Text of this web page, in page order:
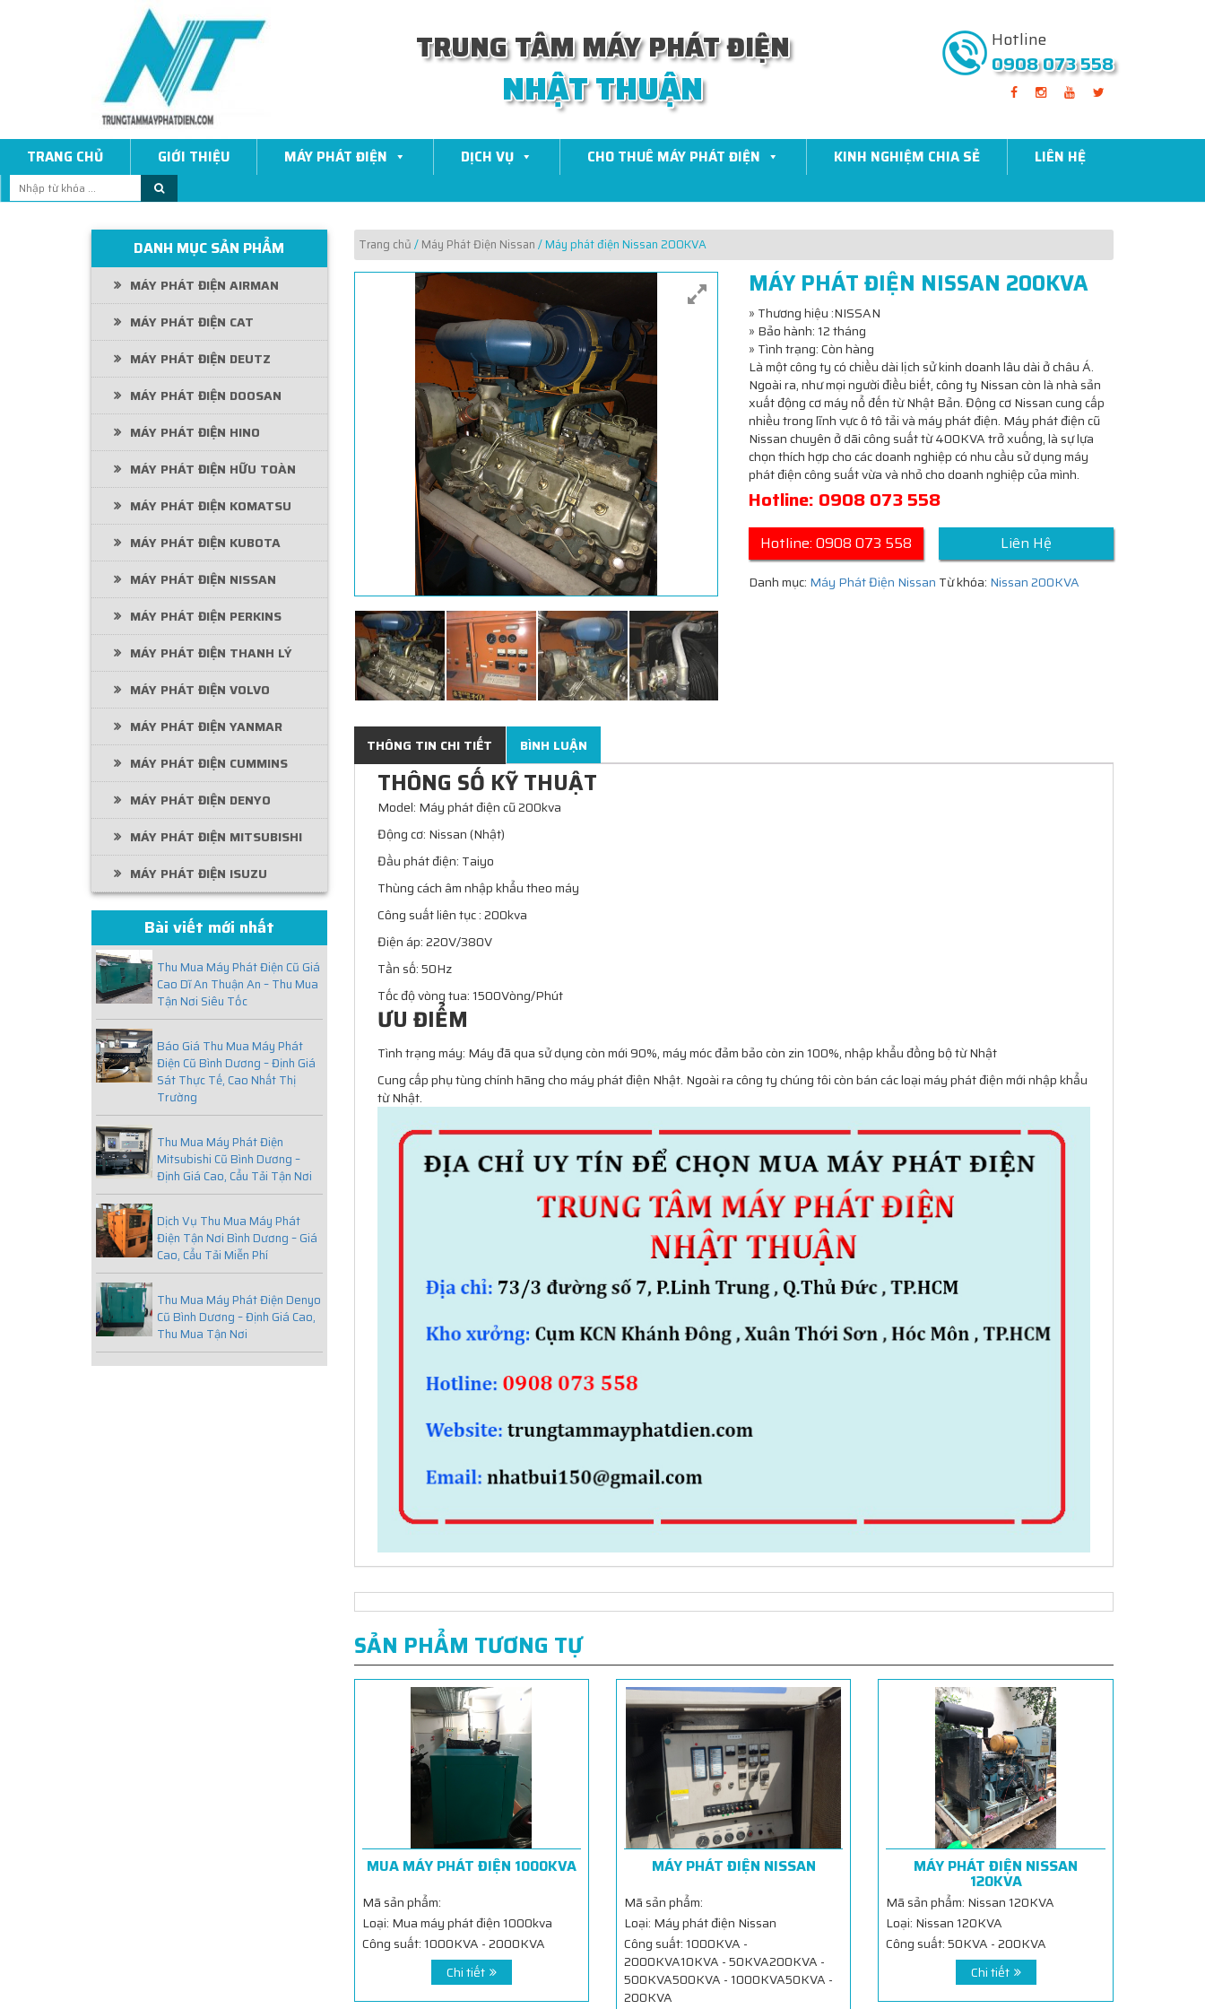
TRUNG TÂM MÁY PHÁT ĐIỆN
NHẬT THUẬN
Hotline
0908 073 558
TRANG CHỦ GIỚI THIỆU MÁY PHÁT ĐIỆN DỊCH VỤ CHO THUÊ MÁY PHÁT ĐIỆN KINH NGHIỆM CHIA SẺ LIÊN HỆ
Tìm
kiếm:
DANH MỤC SẢN PHẨM
MÁY PHÁT ĐIỆN AIRMAN
MÁY PHÁT ĐIỆN CAT
MÁY PHÁT ĐIỆN DEUTZ
MÁY PHÁT ĐIỆN DOOSAN
MÁY PHÁT ĐIỆN HINO
MÁY PHÁT ĐIỆN HỮU TOÀN
MÁY PHÁT ĐIỆN KOMATSU
MÁY PHÁT ĐIỆN KUBOTA
MÁY PHÁT ĐIỆN NISSAN
MÁY PHÁT ĐIỆN PERKINS
MÁY PHÁT ĐIỆN THANH LÝ
MÁY PHÁT ĐIỆN VOLVO
MÁY PHÁT ĐIỆN YANMAR
MÁY PHÁT ĐIỆN CUMMINS
MÁY PHÁT ĐIỆN DENYO
MÁY PHÁT ĐIỆN MITSUBISHI
MÁY PHÁT ĐIỆN ISUZU
Bài viết mới nhất
Thu Mua Máy Phát Điện Cũ Giá
Cao Dĩ An Thuận An – Thu Mua
Tận Nơi Siêu Tốc
Báo Giá Thu Mua Máy Phát
Điện Cũ Bình Dương – Định Giá
Sát Thực Tế, Cao Nhất Thị
Trường
Thu Mua Máy Phát Điện
Mitsubishi Cũ Bình Dương –
Định Giá Cao, Cẩu Tải Tận Nơi
Dịch Vụ Thu Mua Máy Phát
Điện Tận Nơi Bình Dương – Giá
Cao, Cẩu Tải Miễn Phí
Thu Mua Máy Phát Điện Denyo
Cũ Bình Dương – Định Giá Cao,
Thu Mua Tận Nơi
Trang chủ/Máy Phát Điện Nissan/ Máy phát điện Nissan 200KVA
MÁY PHÁT ĐIỆN NISSAN 200KVA
» Thương hiệu :NISSAN
» Bảo hành: 12 tháng
» Tình trạng: Còn hàng
Là một công ty có chiều dài lịch sử kinh doanh lâu dài ở châu Á.
Ngoài ra, như mọi người điều biết, công ty Nissan còn là nhà sản
xuất động cơ máy nổ đến từ Nhật Bản. Động cơ Nissan cung cấp
nhiều trong lĩnh vực ô tô tải và máy phát điện. Máy phát điện cũ
Nissan chuyên ở dãi công suất từ 400KVA trở xuống, là sự lựa
chọn thích hợp cho các doanh nghiệp có nhu cầu sử dụng máy
phát điện công suất vừa và nhỏ cho doanh nghiệp của mình.
Hotline: 0908 073 558
Hotline: 0908 073 558 Liên Hệ
Danh mục: Máy Phát Điện Nissan Từ khóa: Nissan 200KVA
THÔNG TIN CHI TIẾT BÌNH LUẬN
THÔNG SỐ KỸ THUẬT
Model: Máy phát điện cũ 200kva
Động cơ: Nissan (Nhật)
Đầu phát điện: Taiyo
Thùng cách âm nhập khẩu theo máy
Công suất liên tục : 200kva
Điện áp: 220V/380V
Tần số: 50Hz
Tốc độ vòng tua: 1500Vòng/Phút
ƯU ĐIỂM
Tình trạng máy: Máy đã qua sử dụng còn mới 90%, máy móc đảm bảo còn zin 100%, nhập khẩu đồng bộ từ Nhật
Cung cấp phụ tùng chính hãng cho máy phát điện Nhật. Ngoài ra công ty chúng tôi còn bán các loại máy phát điện mới nhập khẩu
từ Nhật.
SẢN PHẨM TƯƠNG TỰ
MUA MÁY PHÁT ĐIỆN 1000KVA
Mã sản phẩm:
Loại: Mua máy phát điện 1000kva
Công suất: 1000KVA - 2000KVA
Chi tiết
MÁY PHÁT ĐIỆN NISSAN
Mã sản phẩm:
Loại: Máy phát điện Nissan
Công suất: 1000KVA -
2000KVA10KVA - 50KVA200KVA -
500KVA500KVA - 1000KVA50KVA -
200KVA
MÁY PHÁT ĐIỆN NISSAN
120KVA
Mã sản phẩm: Nissan 120KVA
Loại: Nissan 120KVA
Công suất: 50KVA - 200KVA
Chi tiết